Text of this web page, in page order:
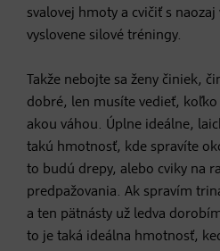
svalovej hmoty a cvičiť s
vyslovene silové tréningy.
Takže nebojte sa ženy činiek,
dobré, len musíte vedieť, koľko
akou váhou. Úplne ideálne,
takú hmotnosť, kde spravíte
to budú drepy, alebo cviky na
predpažovania. Ak spravím
a ten pätnásty už ledva
to je taká ideálna hmotnosť,